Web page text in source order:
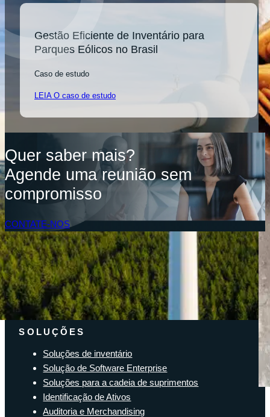
Gestão Eficiente de Inventário para
Parques Eólicos no Brasil
Caso de estudo
LEIA O caso de estudo
Quer saber mais?
Agende uma reunião sem
compromisso
CONTATE-NOS
Acesso do Cliente
SOLUÇÕES
Soluções de inventário
Solução de Software Enterprise
Soluções para a cadeia de suprimentos
Identificação de Ativos
Auditoria e Merchandising